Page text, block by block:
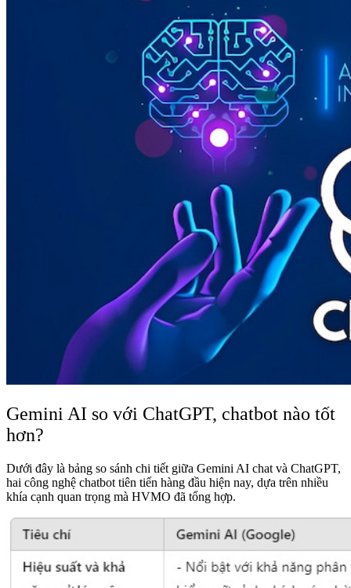
Gemini AI so với ChatGPT, chatbot nào tốt
hơn?
Dưới đây là bảng so sánh chi tiết giữa Gemini AI chat và ChatGPT,
hai công nghệ chatbot tiên tiến hàng đầu hiện nay, dựa trên nhiều
khía cạnh quan trọng mà HVMO đã tổng hợp.